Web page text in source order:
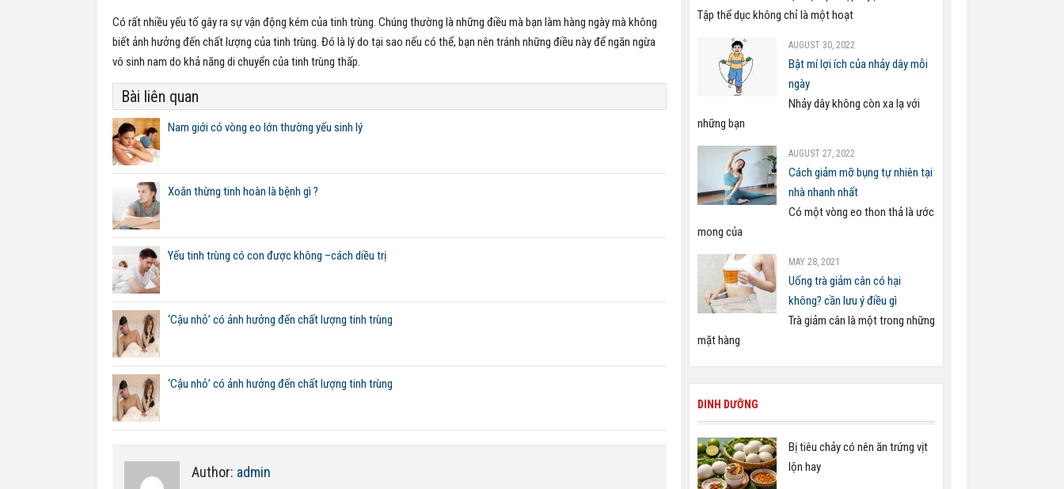
Có rất nhiều yếu tố gây ra sự vận động kém của tinh trùng. Chúng thường là những điều mà bạn làm hàng ngày mà không
biết ảnh hưởng đến chất lượng của tinh trùng. Đó là lý do tại sao nếu có thể, bạn nên tránh những điều này để ngăn ngừa
vô sinh nam do khả năng di chuyển của tinh trùng thấp.
Bài liên quan
Nam giới có vòng eo lớn thường yếu sinh lý
Xoắn thừng tinh hoàn là bệnh gì ?
Yếu tinh trùng có con được không –cách diều trị
‘Cậu nhỏ’ có ảnh hưởng đến chất lượng tinh trùng
‘Cậu nhỏ’ có ảnh hưởng đến chất lượng tinh trùng
Author: admin
Tập thể dục không chỉ là một hoạt
AUGUST 30, 2022
Bật mí lợi ích của nhảy dây mỗi
ngày
Nhảy dây không còn xa lạ với
những bạn
AUGUST 27, 2022
Cách giảm mỡ bụng tự nhiên tại
nhà nhanh nhất
Có một vòng eo thon thả là ước
mong của
MAY 28, 2021
Uống trà giảm cân có hại
không? cần lưu ý điều gì
Trà giảm cân là một trong những
mặt hàng
DINH DƯỠNG
Bị tiêu chảy có nên ăn trứng vịt
lộn hay